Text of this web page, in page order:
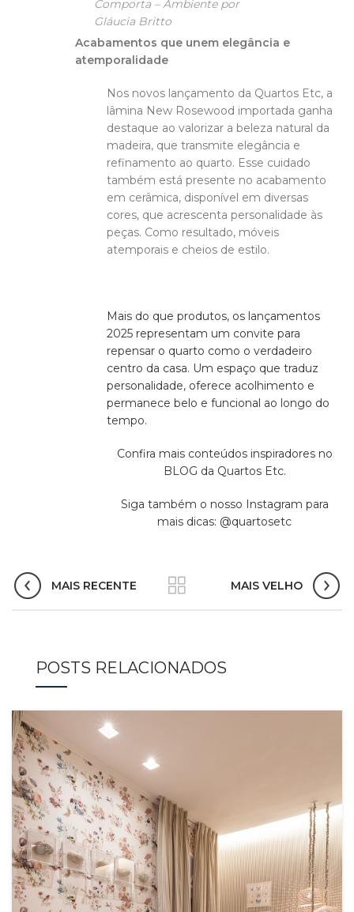
Comporta – Ambiente por
Gláucia Britto
Acabamentos que unem elegância e
atemporalidade
Nos novos lançamento da Quartos Etc, a
lâmina New Rosewood importada ganha
destaque ao valorizar a beleza natural da
madeira, que transmite elegância e
refinamento ao quarto. Esse cuidado
também está presente no acabamento
em cerâmica, disponível em diversas
cores, que acrescenta personalidade às
peças. Como resultado, móveis
atemporais e cheios de estilo.
Mais do que produtos, os lançamentos
2025 representam um convite para
repensar o quarto como o verdadeiro
centro da casa. Um espaço que traduz
personalidade, oferece acolhimento e
permanece belo e funcional ao longo do
tempo.
Confira mais conteúdos inspiradores no
BLOG da Quartos Etc.
Siga também o nosso Instagram para
mais dicas: @quartosetc
MAIS RECENTE MAIS VELHO
POSTS RELACIONADOS